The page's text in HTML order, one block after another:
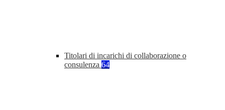
Titolari di incarichi di collaborazione o
consulenza 64